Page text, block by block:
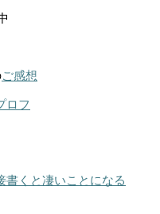
ご感想
ロフ
書くと凄いことになる